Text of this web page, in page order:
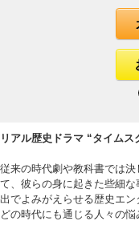
リアル歴史ドラマ “タイムス
従来の時代劇や教科書では
て、彼らの身に起きた些細
出でよみがえらせる歴史エン
どの時代にも通じる人々の